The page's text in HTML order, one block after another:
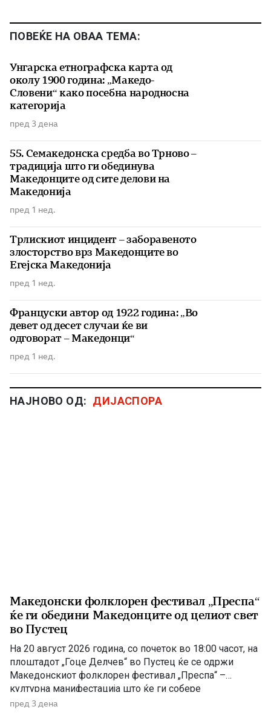
ПОВЕЌЕ НА ОВАА ТЕМА:
Унгарска етнографска карта од
околу 1900 година: „Македо-
Словени“ како посебна народносна
категорија
пред 3 дена
55. Семакедонска средба во Трново –
традиција што ги обединува
Македонците од сите делови на
Македонија
пред 1 нед.
Трлискиот инцидент – заборавеното
злосторство врз Македонците во
Егејска Македонија
пред 1 нед.
Француски автор од 1922 година: „Во
девет од десет случаи ќе ви
одговорат – Македонци“
пред 1 нед.
НАЈНОВО ОД: ДИЈАСПОРА
Македонски фолклорен фестивал „Преспа“
ќе ги обедини Македонците од целиот свет
во Пустец
На 20 август 2026 година, со почеток во 18:00 часот, на
плоштадот „Гоце Делчев“ во Пустец ќе се одржи
Македонскиот фолклорен фестивал „Преспа“ –
културна манифестација што ќе ги собере
Македонците од Македонија, Албанија и дијаспората во
пред 3 дена